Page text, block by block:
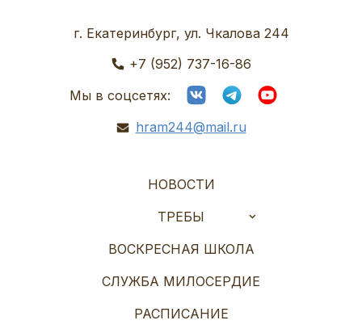
г. Екатеринбург, ул. Чкалова 244
+7 (952) 737-16-86
Мы в соцсетях:
hram244@mail.ru
НОВОСТИ
ТРЕБЫ
ВОСКРЕСНАЯ ШКОЛА
СЛУЖБА МИЛОСЕРДИЕ
РАСПИСАНИЕ